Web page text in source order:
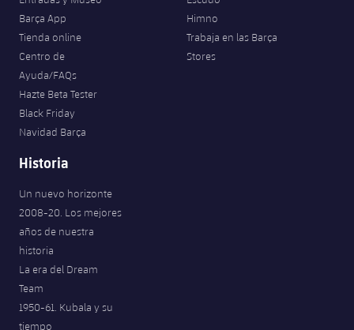
Barça App
Tienda online
Centro de
Ayuda/FAQs
Hazte Beta Tester
Black Friday
Navidad Barça
Himno
Trabaja en las Barça
Stores
Historia
Un nuevo horizonte
2008-20. Los mejores
años de nuestra
historia
La era del Dream
Team
1950-61. Kubala y su
tiempo